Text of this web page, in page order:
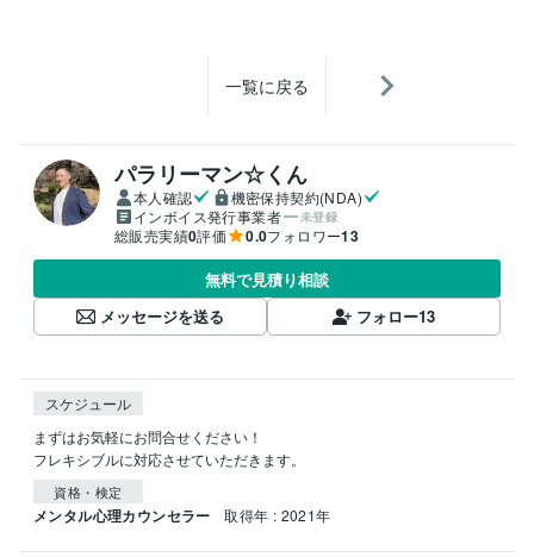
一覧に戻る
パラリーマン☆くん
本人確認
機密保持契約(NDA)
インボイス発行事業者
未登録
総販売実績0評価 0.0フォロワー13
無料で見積り相談
メッセージを送る
フォロー13
スケジュール
まずはお気軽にお問合せください！
フレキシブルに対応させていただきます。
資格・検定
メンタル心理カウンセラー 取得年 : 2021年